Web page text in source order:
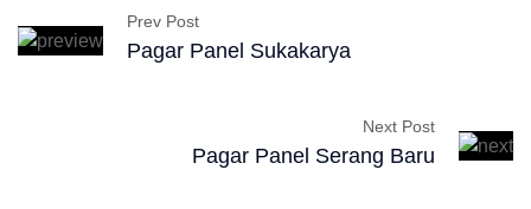
Prev Post
Pagar Panel Sukakarya
Next Post
Pagar Panel Serang Baru